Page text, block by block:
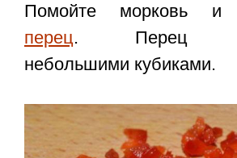
Помойте морковь и
перец. Перец
небольшими кубиками.